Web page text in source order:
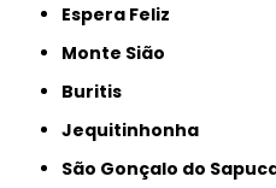
Espera Feliz
Monte Sião
Buritis
Jequitinhonha
São Gonçalo do